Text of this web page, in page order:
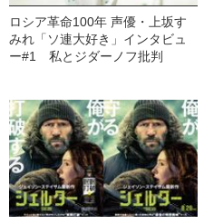
ロシア革命100年 声優・上坂す
みれ「ソ連大好き」インタビュ
ー#1 私とジダーノフ批判